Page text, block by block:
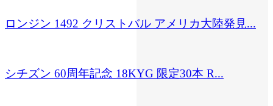
ロンジン 1492 クリストバル アメリカ大陸発見...
シチズン 60周年記念 18KYG 限定30本 R...